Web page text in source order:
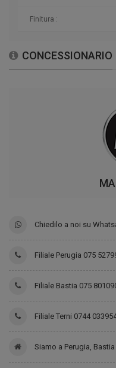
Finitura :
CONCESSIONARIO
Chiedilo a noi su
Filiale Perugia 075
Filiale Bastia 075
Filiale Terni 0744
Siamo a Perugia, Bastia